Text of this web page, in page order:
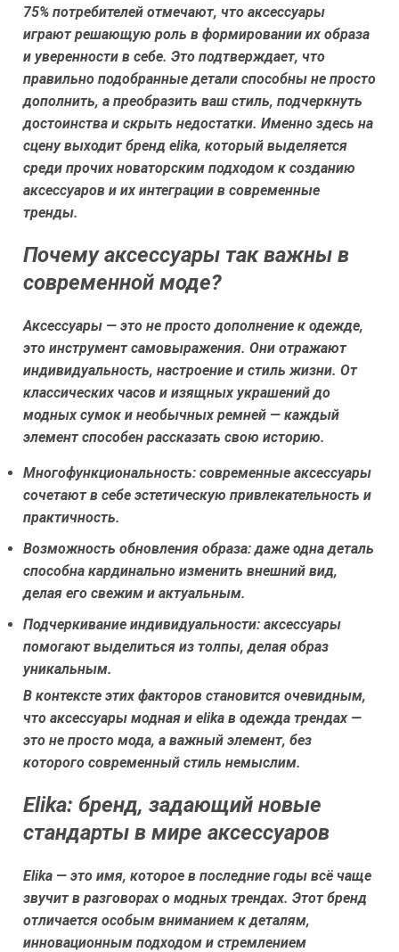
75% потребителей отмечают, что аксессуары
играют решающую роль в формировании их образа
и уверенности в себе. Это подтверждает, что
правильно подобранные детали способны не просто
дополнить, а преобразить ваш стиль, подчеркнуть
достоинства и скрыть недостатки. Именно здесь на
сцену выходит бренд elika, который выделяется
среди прочих новаторским подходом к созданию
аксессуаров и их интеграции в современные
тренды.
Почему аксессуары так важны в
современной моде?
Аксессуары — это не просто дополнение к одежде,
это инструмент самовыражения. Они отражают
индивидуальность, настроение и стиль жизни. От
классических часов и изящных украшений до
модных сумок и необычных ремней — каждый
элемент способен рассказать свою историю.
Многофункциональность: современные аксессуары
сочетают в себе эстетическую привлекательность и
практичность.
Возможность обновления образа:даже одна деталь
способна кардинально изменить внешний вид,
делая его свежим и актуальным.
Подчеркивание индивидуальности: аксессуары
помогают выделиться из толпы, делая образ
уникальным.
В контексте этих факторов становится очевидным,
что аксессуары модная и elika в одежда трендах —
это не просто мода, а важный элемент, без
которого современный стиль немыслим.
Elika: бренд, задающий новые
стандарты в мире аксессуаров
Elika — это имя, которое в последние годы всё чаще
звучит в разговорах о модных трендах. Этот бренд
отличается особым вниманием к деталям,
инновационным подходом и стремлением